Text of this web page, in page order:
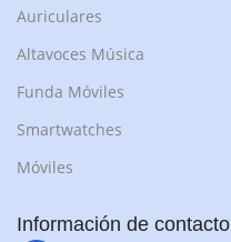
Auriculares
Altavoces Música
Funda Móviles
Smartwatches
Móviles
Información de contacto